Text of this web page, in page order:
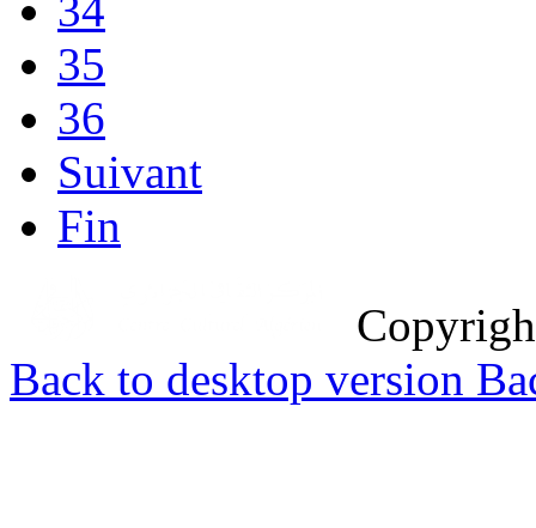
35
36
Suivant
Fin
Back to desktop version